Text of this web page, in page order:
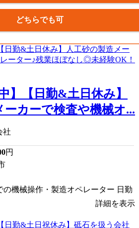
どちらでも可
】【日勤&土日休み】
ーカーで検査や機械オ...
社
円
の機械操作・製造オペレーター 日勤
詳細を表示